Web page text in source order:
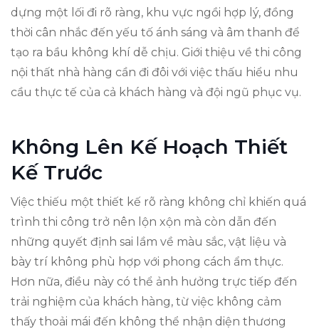
dựng một lối đi rõ ràng, khu vực ngồi hợp lý, đồng
thời cân nhắc đến yếu tố ánh sáng và âm thanh để
tạo ra bầu không khí dễ chịu. Giới thiệu về thi công
nội thất nhà hàng cần đi đôi với việc thấu hiểu nhu
cầu thực tế của cả khách hàng và đội ngũ phục vụ.
Không Lên Kế Hoạch Thiết
Kế Trước
Việc thiếu một thiết kế rõ ràng không chỉ khiến quá
trình thi công trở nên lộn xộn mà còn dẫn đến
những quyết định sai lầm về màu sắc, vật liệu và
bày trí không phù hợp với phong cách ẩm thực.
Hơn nữa, điều này có thể ảnh hưởng trực tiếp đến
trải nghiệm của khách hàng, từ việc không cảm
thấy thoải mái đến không thể nhận diện thương